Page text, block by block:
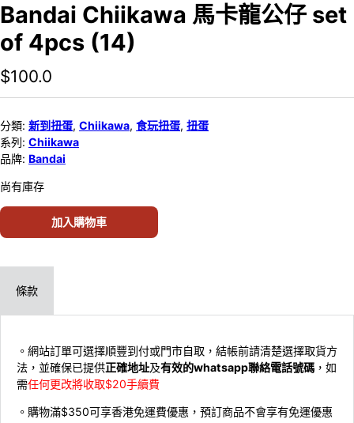
Bandai Chiikawa 馬卡龍公仔 set
of 4pcs (14)
$100.0
分類: 新到扭蛋, Chiikawa, 食玩扭蛋, 扭蛋
系列: Chiikawa
品牌: Bandai
尚有庫存
加入購物車
條款
。網站訂單可選擇順豐到付或門市自取，結帳前請清楚選擇取貨方
法，並確保已提供正確地址及有效的whatsapp聯絡電話號碼 ，如
需任何更改將收取$20手續費
。購物滿$350可享香港免運費優惠，預訂商品不會享有免運優惠